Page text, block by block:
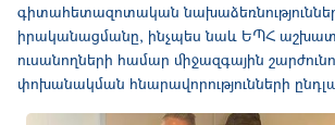
գիտահետազոտական
իրականացմանը, ինչպես նաև ԵՊՀ
ուսանողների համար միջազգային
փոխանակման հնարավորությունների